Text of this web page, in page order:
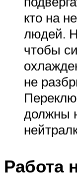
кто на
людей.
чтобы
не
должны
Работа